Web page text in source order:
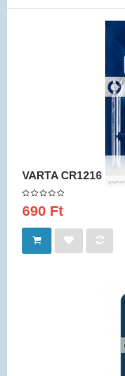
VARTA CR1216
690 Ft